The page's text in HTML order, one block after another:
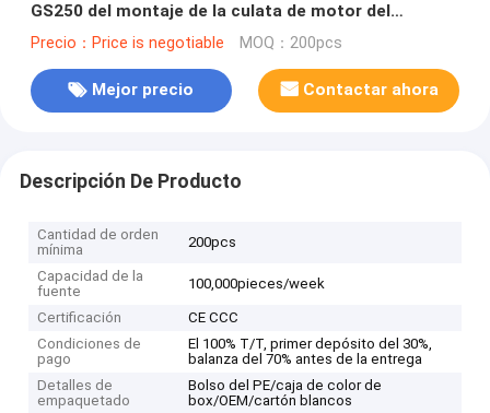
GS250 del montaje de la culata de motor del
motocrós QM200GY
Precio：Price is negotiable MOQ：200pcs
Mejor precio Contactar ahora
Descripción De Producto
Cantidad de orden
mínima
200pcs
Capacidad de la
fuente
100,000pieces/week
Certificación
CE CCC
Condiciones de
pago
El 100% T/T, primer depósito del 30%,
balanza del 70% antes de la entrega
Detalles de
empaquetado
Bolso del PE/caja de color de
box/OEM/cartón blancos